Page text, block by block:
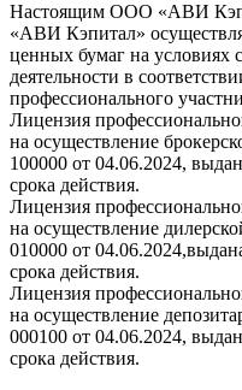
Настоящим ООО «АВИ
«АВИ Кэпитал»
ценных бумаг на условиях
деятельности в
профессионального
Лицензия
на осуществление
100000 от 04.06.2024,
срока действия.
Лицензия
на осуществление
010000 от
срока действия.
Лицензия
на осуществление
000100 от 04.06.2024,
срока действия.